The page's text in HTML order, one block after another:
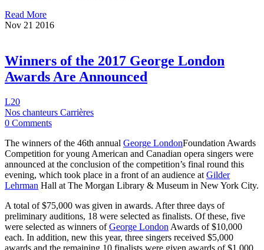
Read More
Nov 21 2016
Winners of the 2017 George London
Awards Are Announced
L20
Nos chanteurs Carrières
0 Comments
The winners of the 46th annual George LondonFoundation Awards
Competition for young American and Canadian opera singers were
announced at the conclusion of the competition’s final round this
evening, which took place in a front of an audience at Gilder
Lehrman Hall at The Morgan Library & Museum in New York City.
A total of $75,000 was given in awards. After three days of
preliminary auditions, 18 were selected as finalists. Of these, five
were selected as winners ofGeorge London Awards of $10,000
each. In addition, new this year, three singers received $5,000
awards and the remaining 10 finalists were given awards of $1,000